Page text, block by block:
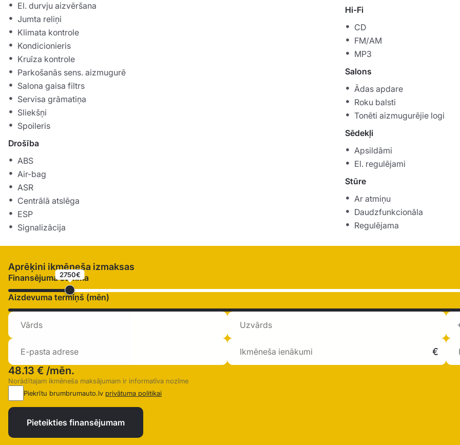
El. durvju aizvēršana
Jumta reliņi
Klimata kontrole
Kondicionieris
Kruīza kontrole
Parkošanās sens. aizmugurē
Salona gaisa filtrs
Servisa grāmatiņa
Sliekšņi
Spoileris
Drošība
ABS
Air-bag
ASR
Centrālā atslēga
ESP
Signalizācija
Hi-Fi
CD
FM/AM
MP3
Salons
Ādas apdare
Roku balsti
Tonēti aizmugurējie logi
Sēdekļi
Apsildāmi
El. regulējami
Stūre
Ar atmiņu
Daudzfunkcionāla
Regulējama
Aprēķini ikmēneša izmaksas
Finansējuma summa
2750€
Aizdevuma termiņš (mēn)
48.13 € /mēn.
Norādītajam ikmēneša maksājumam ir informatīva nozīme
Piekrītu brumbrumauto.lv privātuma politikai
Pieteikties finansējumam